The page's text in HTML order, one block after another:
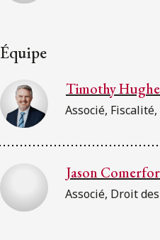
Équipe
Timothy
Associé,
Jason
Associé, Droit